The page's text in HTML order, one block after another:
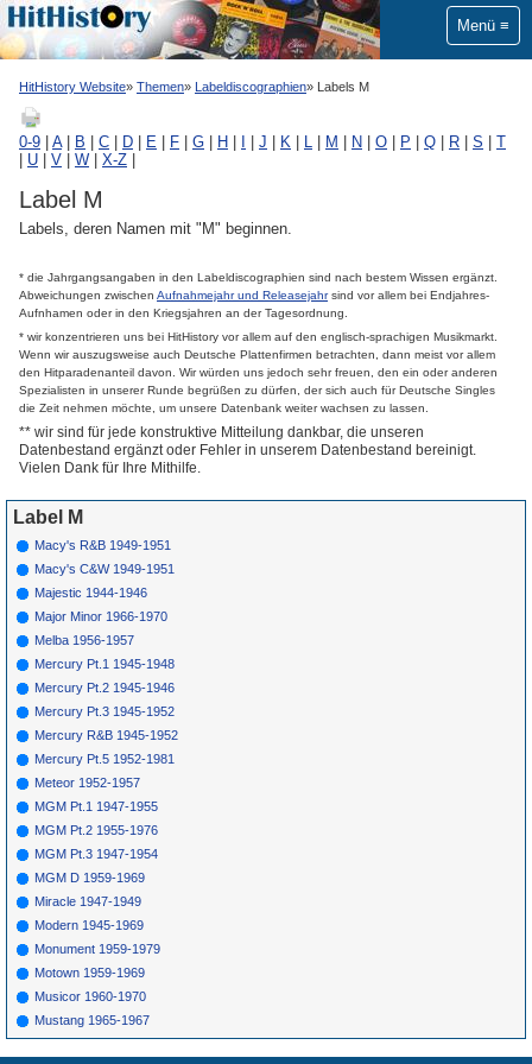
Menü
HitHistory Website Themen Labeldiscographien Labels M
0-9 A| B C D E F G H J K L M N O P Q R S
T
U V W X-Z
Label M
Labels, deren Namen mit "M" beginnen.
* die Jahrgangsangaben in den Labeldiscographien sind nach bestem Wissen ergänzt.
Abweichungen zwischen Aufnahmejahr und Releasejahrsind vor allem bei Endjahres-
Aufnhamen oder in den Kriegsjahren an der Tagesordnung.
* wir konzentrieren uns bei HitHistory vor allem auf den englisch-sprachigen Musikmarkt.
Wenn wir auszugsweise auch Deutsche Plattenfirmen betrachten, dann meist vor allem
den Hitparadenanteil davon. Wir würden uns jedoch sehr freuen, den ein oder anderen
Spezialisten in unserer Runde begrüßen zu dürfen, der sich auch für Deutsche Singles
die Zeit nehmen möchte, um unsere Datenbank weiter wachsen zu lassen.
** wir sind für jede konstruktive Mitteilung dankbar, die unseren
Datenbestand ergänzt oder Fehler in unserem Datenbestand bereinigt.
Vielen Dank für Ihre Mithilfe.
Label M
Macy's R&B 1949-1951
Macy's C&W 1949-1951
Majestic 1944-1946
Major Minor 1966-1970
Melba 1956-1957
Mercury Pt.1 1945-1948
Mercury Pt.2 1945-1946
Mercury Pt.3 1945-1952
Mercury R&B 1945-1952
Mercury Pt.5 1952-1981
Meteor 1952-1957
MGM Pt.1 1947-1955
MGM Pt.2 1955-1976
MGM Pt.3 1947-1954
MGM D 1959-1969
Miracle 1947-1949
Modern 1945-1969
Monument 1959-1979
Motown 1959-1969
Musicor 1960-1970
Mustang 1965-1967